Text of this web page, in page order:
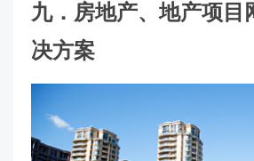
九． 房地产、地产项目
决方案